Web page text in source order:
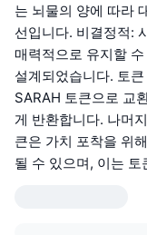
는 뇌물의 양에 따라
선입니다. 비결정적:
매력적으로 유지할
설계되었습니다. 토
SARAH 토큰으로 교
게 반환합니다. 나머
큰은 가치 포착을 위
될 수 있으며, 이는